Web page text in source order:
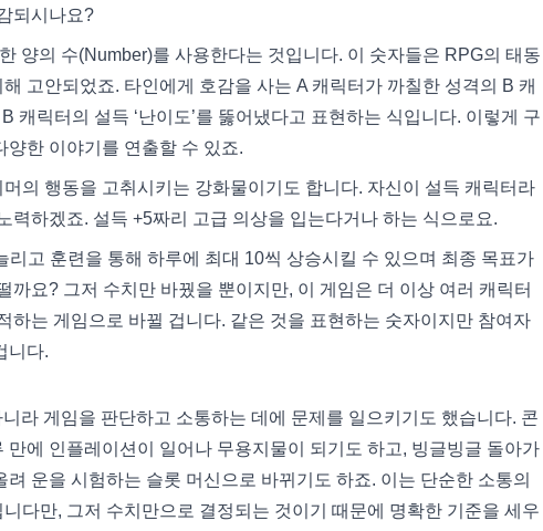
되시나요?
양의 수(Number)를 사용한다는 것입니다. 이 숫자들은 RPG의 태동
고안되었죠. 타인에게 호감을 사는 A 캐릭터가 까칠한 성격의 B 캐
캐릭터의 설득 ‘난이도’를 뚫어냈다고 표현하는 식입니다. 이렇게 구
한 이야기를 연출할 수 있죠.
의 행동을 고취시키는 강화물이기도 합니다. 자신이 설득 캐릭터라
하겠죠. 설득 +5짜리 고급 의상을 입는다거나 하는 식으로요.
고 훈련을 통해 하루에 최대 10씩 상승시킬 수 있으며 최종 목표가
요? 그저 수치만 바꿨을 뿐이지만, 이 게임은 더 이상 여러 캐릭터
는 게임으로 바뀔 겁니다. 같은 것을 표현하는 숫자이지만 참여자
니다.
라 게임을 판단하고 소통하는 데에 문제를 일으키기도 했습니다. 콘
에 인플레이션이 일어나 무용지물이 되기도 하고, 빙글빙글 돌아가
운을 시험하는 슬롯 머신으로 바뀌기도 하죠. 이는 단순한 소통의
다만, 그저 수치만으로 결정되는 것이기 때문에 명확한 기준을 세우